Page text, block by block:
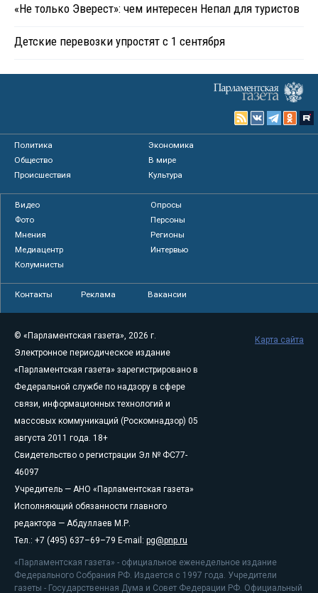
«Не только Эверест»: чем интересен Непал для туристов
Детские перевозки упростят с 1 сентября
Политика
Экономика
Общество
В мире
Происшествия
Культура
Видео
Опросы
Фото
Персоны
Мнения
Регионы
Медиацентр
Интервью
Колумнисты
Контакты Реклама Вакансии
© «Парламентская газета», 2026 г.
Электронное периодическое издание
«Парламентская газета» зарегистрировано в
Федеральной службе по надзору в сфере
связи, информационных технологий и
массовых коммуникаций (Роскомнадзор) 05
августа 2011 года. 18+
Свидетельство о регистрации Эл № ФС77-
46097
Учредитель — АНО «Парламентская газета»
Исполняющий обязанности главного
редактора — Абдуллаев М.Р.
Тел.: +7 (495) 637–69–79 E-mail: pg@pnp.ru
«Парламентская газета» - официальное еженедельное издание
Федерального Собрания РФ. Издается с 1997 года. Учредители
газеты - Государственная Дума и Совет Федерации РФ. Официальный
Карта сайта